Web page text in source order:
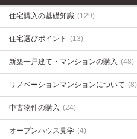
住宅購入の基礎知識 (129)
住宅選びポイント (13)
新築一戸建て・マンションの購入 (48)
リノベーションマンションについて (8)
中古物件の購入 (24)
オープンハウス見学 (4)